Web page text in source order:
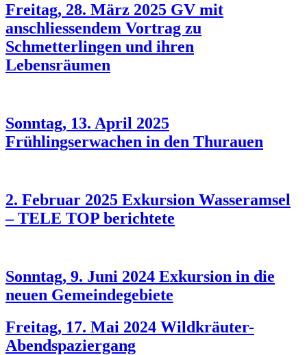
Freitag, 28. März 2025 GV mit
anschliessendem Vortrag zu
Schmetterlingen und ihren
Lebensräumen
Sonntag, 13. April 2025
Frühlingserwachen in den Thurauen
2. Februar 2025 Exkursion Wasseramsel
– TELE TOP berichtete
Sonntag, 9. Juni 2024 Exkursion in die
neuen Gemeindegebiete
Freitag, 17. Mai 2024 Wildkräuter-
Abendspaziergang